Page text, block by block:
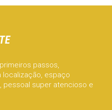
passos,
localização, espaço
pessoal super atencioso e